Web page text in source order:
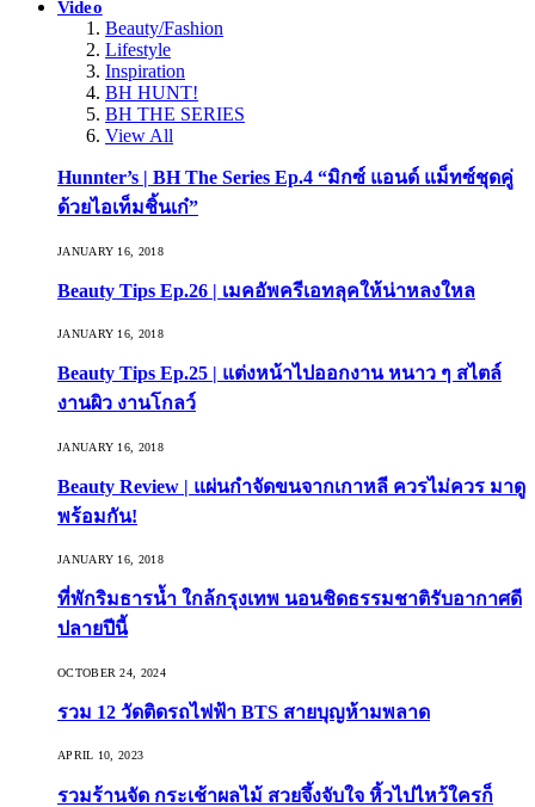
Video
Beauty/Fashion
Lifestyle
Inspiration
BH HUNT!
BH THE SERIES
View All
Hunnter’s | BH The Series Ep.4 “มิกซ์ แอนด์ แม็ทซ์ชุดคู่
ด้วยไอเท็มชิ้นเก๋”
JANUARY 16, 2018
Beauty Tips Ep.26 | เมคอัพครีเอทลุคให้น่าหลงใหล
JANUARY 16, 2018
Beauty Tips Ep.25 | แต่งหน้าไปออกงาน หนาว ๆ สไตล์
งานผิว งานโกลว์
JANUARY 16, 2018
Beauty Review | แผ่นกำจัดขนจากเกาหลี ควรไม่ควร มาดู
พร้อมกัน!
JANUARY 16, 2018
ที่พักริมธารน้ำ ใกล้กรุงเทพ นอนชิดธรรมชาติรับอากาศดี
ปลายปีนี้
OCTOBER 24, 2024
รวม 12 วัดติดรถไฟฟ้า BTS สายบุญห้ามพลาด
APRIL 10, 2023
รวมร้านจัด กระเช้าผลไม้ สวยจึ้งจับใจ หิ้วไปไหว้ใครก็